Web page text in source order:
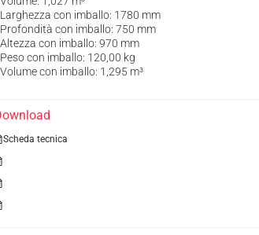
Larghezza con imballo: 1780 mm
Profondità con imballo: 750 mm
Altezza con imballo: 970 mm
Peso con imballo: 120,00 kg
Volume con imballo: 1,295 m³
Scheda tecnica